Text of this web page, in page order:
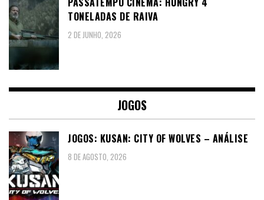
TONELADAS DE RAIVA
2 DE JUNHO, 2026
JOGOS
JOGOS: KUSAN: CITY OF WOLVES – ANÁLISE
8 DE AGOSTO, 2026